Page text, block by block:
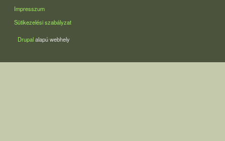
LÁBLÉC
Impresszum
Sütikezelési szabályzat
Drupalalapú webhely